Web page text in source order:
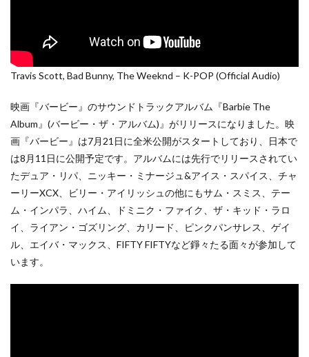
Travis Scott, Bad Bunny, The Weeknd – K-POP (Official Audio)
映画『バービー』のサウンドトラックアルバム『Barbie The
Album』(バービー・ザ・アルバム)』がリリースになりました。映
画『バービー』は7月21日に全米公開がスタートしており、日本で
は8月11日に公開予定です。アルバムには先行でリリースされてい
たデュア・リパ、ニッキー・ミナージュ&アイス・スパイス、チャ
ーリーXCX、ビリー・アイリッシュの他にもサム・スミス、テー
ム・インパラ、ハイム、ドミニク・ファイク、ザ・キッド・ラロ
イ、ライアン・ゴズリング、カリード、ピンクパンサレス、ゲイ
ル、エイバ・マックス、FIFTY FIFTYなど錚々たる面々が参加して
います。